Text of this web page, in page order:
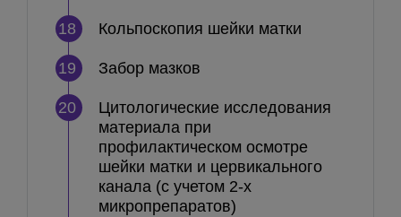
18 Кольпоскопия шейки матки
19 Забор мазков
20
Цитологические исследования
материала при
профилактическом осмотре
шейки матки и цервикального
канала (с учетом 2-х
микропрепаратов)